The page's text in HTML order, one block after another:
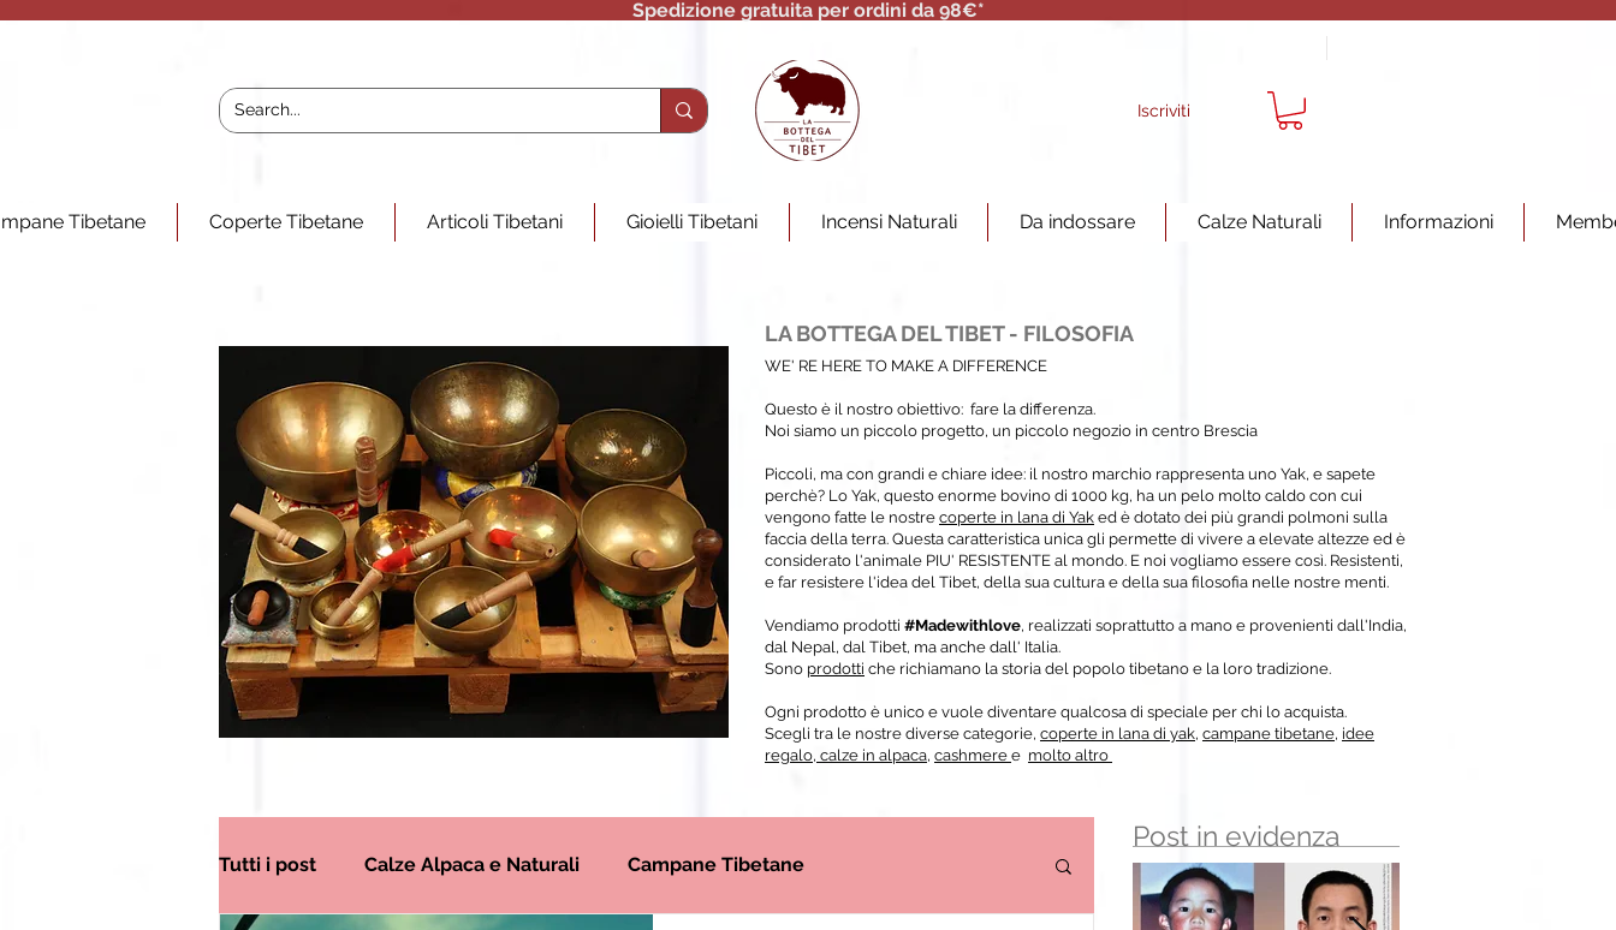
Spedizione gratuita per ordini da 98€*
Iscriviti
Tibetane Coperte Tibetane Articoli Tibetani Gioielli Tibetani Incensi Naturali Da indossare Calze Naturali Informazioni
LA BOTTEGA DEL TIBET - FILOSOFIA
WE' RE HERE TO MAKE A DIFFERENCE
Questo è il nostro obiettivo: fare la differenza.
Noi siamo un piccolo progetto, un piccolo negozio in centro Brescia
Piccoli, ma con grandi e chiare idee: il nostro marchio rappresenta uno Yak, e sapete
perchè? Lo Yak, questo enorme bovino di 1000 kg, ha un pelo molto caldo con cui
vengono fatte le nostre coperte in lana di Yak ed è dotato dei più grandi polmoni sulla
faccia della terra. Questa caratteristica unica gli permette di vivere a elevate altezze ed è
considerato l'animale PIU' RESISTENTE al mondo. E noi vogliamo essere così. Resistenti,
e far resistere l'idea del Tibet, della sua cultura e della sua filosofia nelle nostre menti.
Vendiamo prodotti #Madewithlove, realizzati soprattutto a mano e provenienti dall'India,
dal Nepal, dal Tibet, ma anche dall' Italia.
Sono prodotti che richiamano la storia del popolo tibetano e la loro tradizione.
Ogni prodotto è unico e vuole diventare qualcosa di speciale per chi lo acquista.
Scegli tra le nostre diverse categorie, coperte in lana di yak, campane tibetane, idee
regalo, calze in alpaca, cashmere e molto altro
Tutti i post Calze Alpaca e Naturali Campane Tibetane
Post in evidenza